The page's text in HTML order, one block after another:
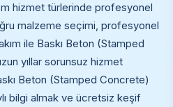
hizmet türlerinde profesyonel
malzeme seçimi, profesyonel
ile Baskı Beton (Stamped
yıllar sorunsuz hizmet
Beton (Stamped Concrete)
bilgi almak ve ücretsiz keşif